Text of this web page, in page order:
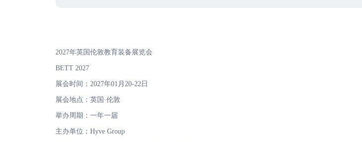
2027年英国伦敦教育装备展览会
BETT 2027
展会时间：2027年01月20-22日
展会地点：英国·伦敦
举办周期：一年一届
主办单位：Hyve Group